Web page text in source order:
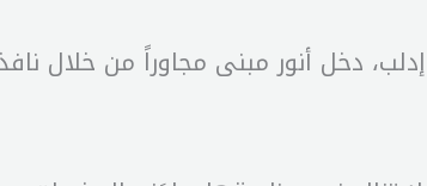
إدلب، دخل أنور مبنى مجاوراً من